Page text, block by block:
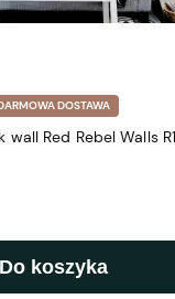
DOSTAWA
wall Red Rebel Walls
Do koszyka